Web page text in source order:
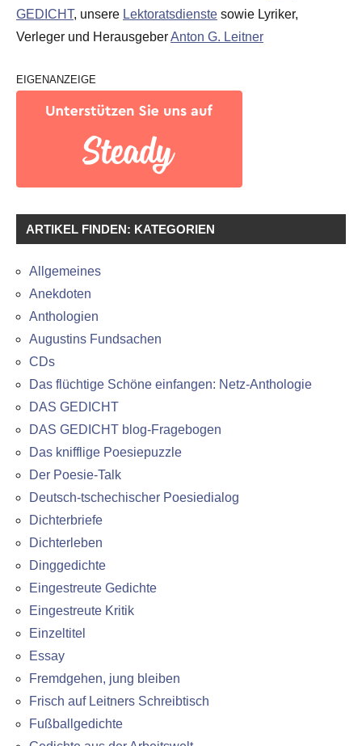
GEDICHT, unsere Lektoratsdienste sowie Lyriker,
Verleger und HerausgeberAnton G. Leitner
EIGENANZEIGE
ARTIKEL FINDEN: KATEGORIEN
Allgemeines
Anekdoten
Anthologien
Augustins Fundsachen
CDs
Das flüchtige Schöne einfangen: Netz-Anthologie
DAS GEDICHT
DAS GEDICHT blog-Fragebogen
Das knifflige Poesiepuzzle
Der Poesie-Talk
Deutsch-tschechischer Poesiedialog
Dichterbriefe
Dichterleben
Dinggedichte
Eingestreute Gedichte
Eingestreute Kritik
Einzeltitel
Essay
Fremdgehen, jung bleiben
Frisch auf Leitners Schreibtisch
Fußballgedichte